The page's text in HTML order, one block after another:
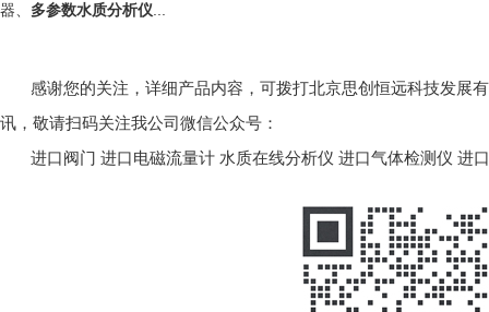
器、 多参数水质分析仪
感谢您的关注，详细产品内容，可拨打北京思创恒远科技发展
讯，敬请扫码关注我公司微信公众号：
进口阀门 进口电磁流量计 水质在线分析仪 进口气体检测仪 进